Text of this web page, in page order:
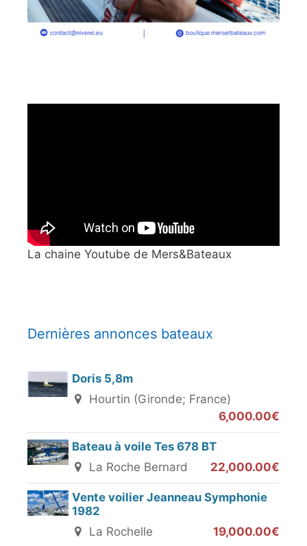
La chaine Youtube de Mers&Bateaux
Dernières annonces bateaux
Doris 5,8m
Hourtin (Gironde; France)
6,000.00€
Bateau à voile Tes 678 BT
La Roche Bernard
22,000.00€
Vente voilier Jeanneau Symphonie
1982
La Rochelle
19,000.00€